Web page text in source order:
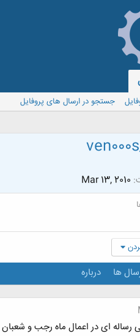
جستجو در ارسال های پروفایل
Mar 13, 2010
ها درباره
رساله ای در اعمال ماه رجب و